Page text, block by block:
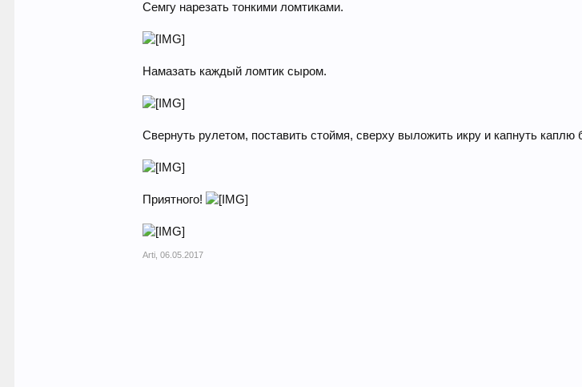
Семгу нарезать тонкими ломтиками.
Намазать каждый ломтик сыром.
Свернуть рулетом, поставить стоймя, сверху выложить икру и капнуть каплю
Приятного!
Arti 06.05.2017